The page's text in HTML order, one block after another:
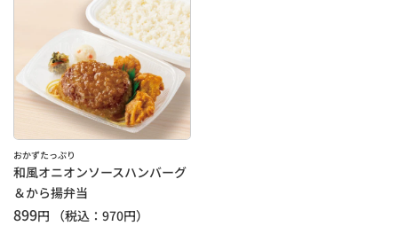
おかずたっぷり
和風オニオンソースハンバーグ
＆から揚弁当
899円 （税込： 970円）